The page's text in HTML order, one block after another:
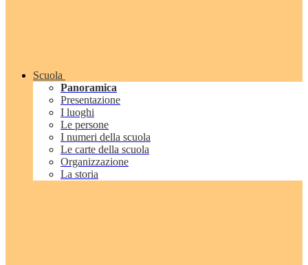
Scuola
Panoramica
Presentazione
I luoghi
Le persone
I numeri della scuola
Le carte della scuola
Organizzazione
La storia